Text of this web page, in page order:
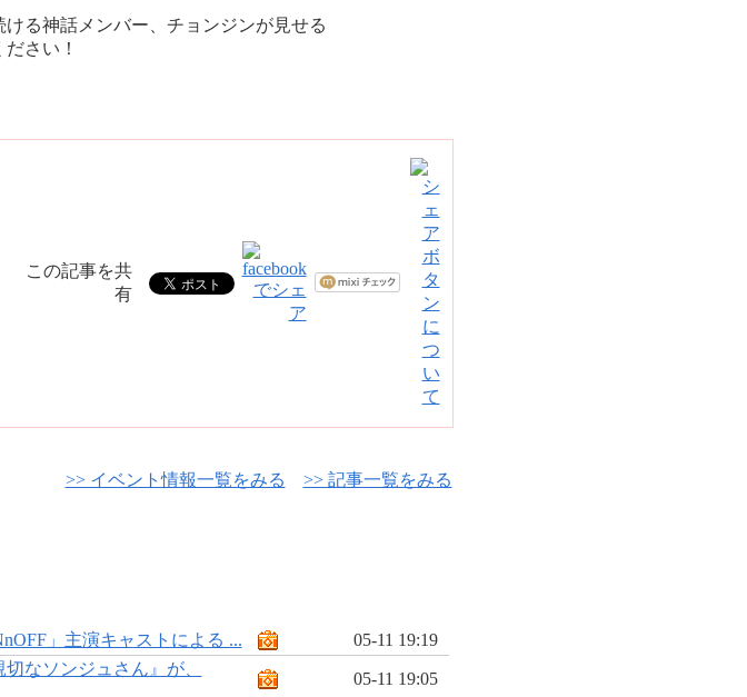
る神話メンバー、チョンジンが見せる
さい！
この記事を共
有
>> イベント情報一覧をみる >> 記事一覧をみる
」主演キャストによる ...
05-11 19:19
なソンジュさん』が、
05-11 19:05